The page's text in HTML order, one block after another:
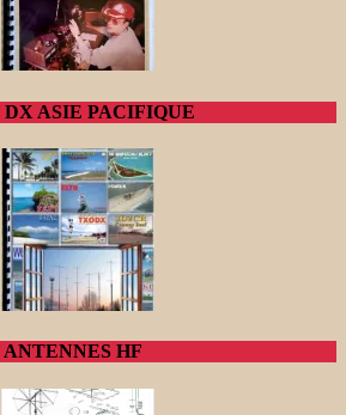
ASIE PACIFIQUE
HF